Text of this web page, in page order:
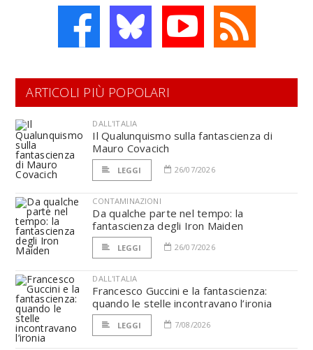
ARTICOLI PIÙ POPOLARI
DALL'ITALIA
Il Qualunquismo sulla fantascienza di
Mauro Covacich
LEGGI 26/07/2026
CONTAMINAZIONI
Da qualche parte nel tempo: la
fantascienza degli Iron Maiden
LEGGI 26/07/2026
DALL'ITALIA
Francesco Guccini e la fantascienza:
quando le stelle incontravano l’ironia
LEGGI 7/08/2026